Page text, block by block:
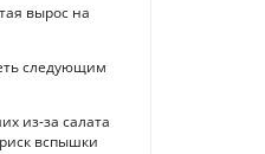
вырос на
следующим
из-за салата
вспышки